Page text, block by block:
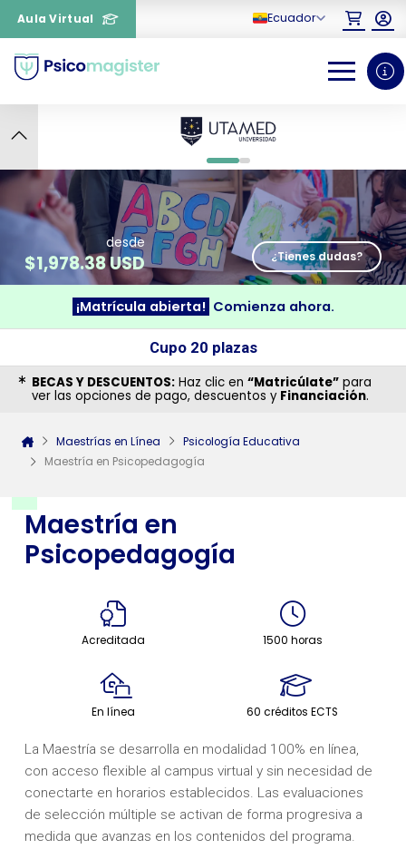
Aula Virtual Ecuador
0 1
Maestría en
Psicopedagogía
Acreditada 1500 horas
En línea 60 créditos ECTS
La Maestría se desarrolla en modalidad 100% en línea,
con acceso flexible al campus virtual y sin necesidad de
conectarte en horarios establecidos. Las evaluaciones
de selección múltiple se activan de forma progresiva a
medida que avanzas en los contenidos del programa.
desde
$1,978.38 USD ¿Tienes dudas?
¡Matrícula abierta! Comienza ahora.
Cupo 20 plazas
BECAS Y DESCUENTOS: Haz clic en “Matricúlate” para
ver las opciones de pago, descuentos y Financiación.
Maestrías en Línea
Psicología Educativa
Maestría en Psicopedagogía
¿Necesitas más información
sobre un curso?